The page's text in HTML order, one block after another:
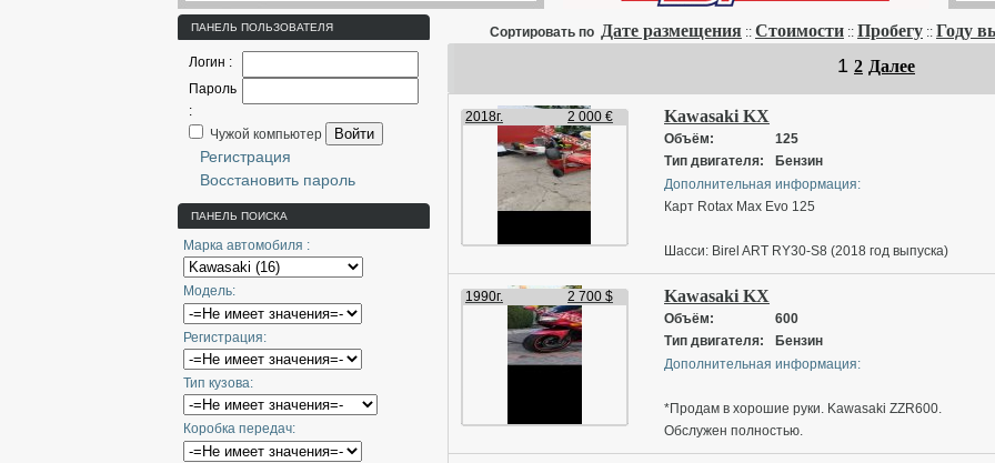
ПАНЕЛЬ ПОЛЬЗОВАТЕЛЯ
Логин :
Пароль
:
Чужой компьютер
Войти
Регистрация
Восстановить пароль
ПАНЕЛЬ ПОИСКА
Марка автомобиля :
Модель:
Регистрация:
Тип кузова:
Коробка передач:
Сортировать по Дате размещения :: Стоимости :: Пробегу :: Году
1 2 Далее
2018г. 2 000 € Kawasaki KX
Объём:
125
Тип двигателя:
Бензин
Дополнительная информация:
Карт Rotax Max Evo 125
Шасси: Birel ART RY30-S8 (2018 год выпуска)
Двигатель: ROTAX 125 SENIOR MAX EVO 2021 года
(30л. с.)
Односкоростной
Центробежная муфта сцепления
Электрозапуск
22 кВт / 30 л.с. при 11,500 об/мин
Максимальный крутящий момент
21 Нм при 9 000 об/мин
1990г. 2 700 $ Kawasaki KX
Объём:
600
Тип двигателя:
Бензин
Дополнительная информация:
*Продам в хорошие руки. Kawasaki ZZR600.
Обслужен полностью.
Без нюансов.